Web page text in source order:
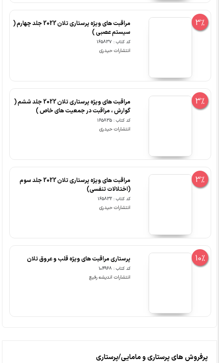
3%
مراقبت های ویژه پرستاری تلان 2022 جلد چهارم (
سیستم عصبی )
کد کتاب : 165837
انتشارات حیدری
3%
مراقبت های ویژه پرستاری تلان 2022 جلد ششم (
گوارش ، مراقبت در جمعیت های خاص )
کد کتاب : 165835
انتشارات حیدری
3%
مراقبت های ویژه پرستاری تلان 2022 جلد سوم
(اختلالات تنفسی)
کد کتاب : 165832
انتشارات حیدری
10% پرستاری مراقبت های ویژه قلب و عروق تلان
کد کتاب : 104968
انتشارات اندیشه رفیع
پرفروش های پرستاری و مامایی/پرستاری